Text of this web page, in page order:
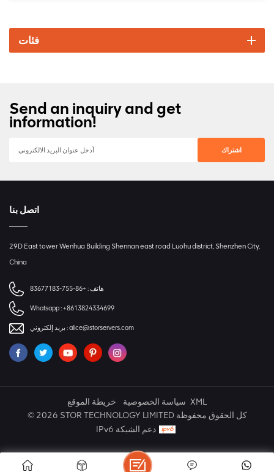
فئات
Send an inquiry and get
information!
اتصل بنا
29D East tower Wenhua Building Shennan east road Luohu district, Shenzhen City,
China
هاتف : +86-755-83677183
Whatsapp :+8613824334699
بريد إلكتروني :alice@storservers.com
خريطة الموقع سياسة الخصوصية XML
© 2026 STOR TECHNOLOGY LIMITED كل الحقوق محفوظة
IPv6 دعم الشبكة